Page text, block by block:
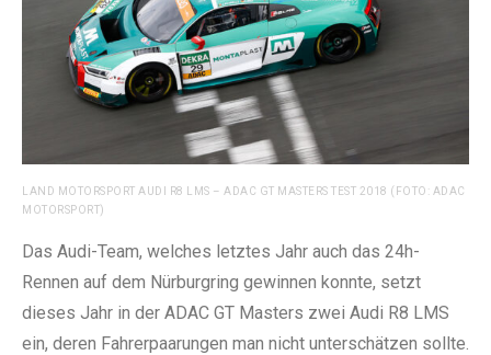
LAND MOTORSPORT AUDI R8 LMS – ADAC GT MASTERS TEST 2018 (FOTO: ADAC
MOTORSPORT)
Das Audi-Team, welches letztes Jahr auch das 24h-
Rennen auf dem Nürburgring gewinnen konnte, setzt
dieses Jahr in der ADAC GT Masters zwei Audi R8 LMS
ein, deren Fahrerpaarungen man nicht unterschätzen sollte.